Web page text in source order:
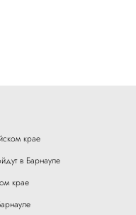
крае
в Барнауле
крае